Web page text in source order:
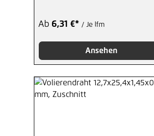
Ab 6,31 €* / Je lfm
Ansehen